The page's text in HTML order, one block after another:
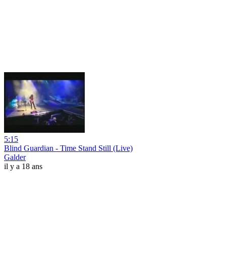
5:15
Blind Guardian - Time Stand Still (Live)
Galder
il y a 18 ans